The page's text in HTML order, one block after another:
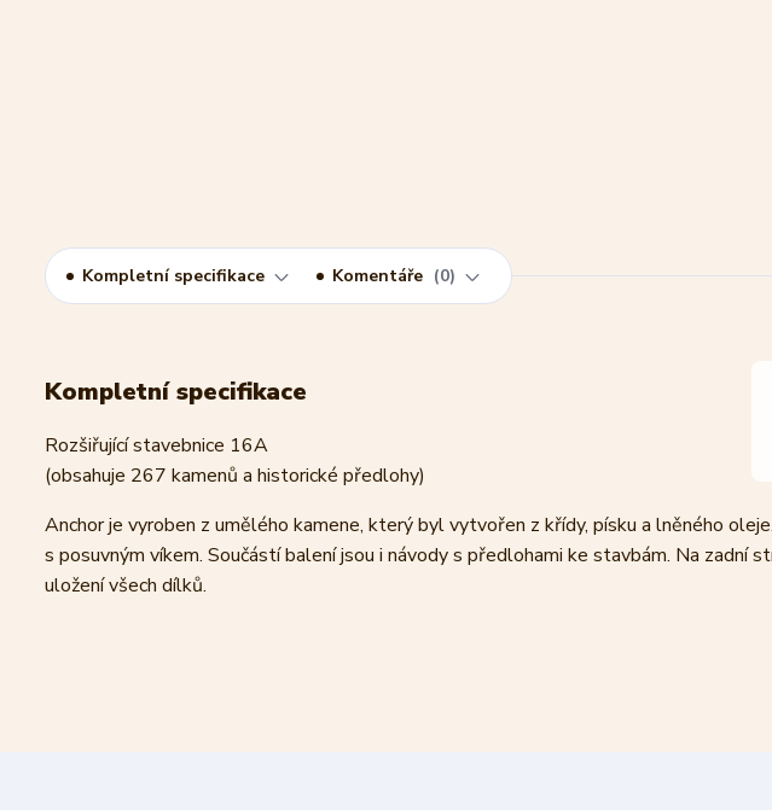
Kompletní specifikace Komentáře 0
Kompletní specifikace
Rozšiřující stavebnice 16A
(obsahuje 267 kamenů a historické předlohy)
Anchor je vyroben z umělého kamene, který byl vytvořen z křídy, písku a lněného
s posuvným víkem. Součástí balení jsou i návody s předlohami ke stavbám. Na zadní
uložení všech dílků.